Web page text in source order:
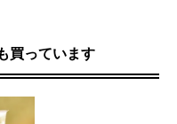
買っています